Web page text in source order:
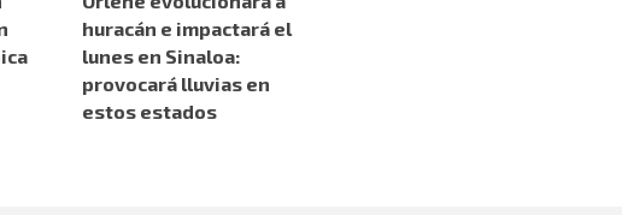
huracán e impactará el
lunes en Sinaloa:
provocará lluvias en
estos estados